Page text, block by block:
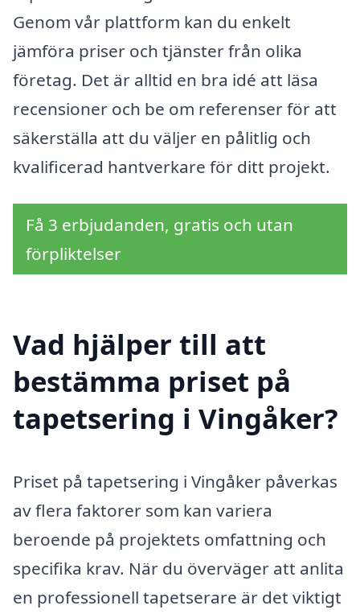
Genom vår plattform kan du enkelt
jämföra priser och tjänster från olika
företag. Det är alltid en bra idé att läsa
recensioner och be om referenser för att
säkerställa att du väljer en pålitlig och
kvalificerad hantverkare för ditt projekt.
Få 3 erbjudanden, gratis och utan
förpliktelser
Vad hjälper till att
bestämma priset på
tapetsering i Vingåker?
Priset på tapetsering i Vingåker påverkas
av flera faktorer som kan variera
beroende på projektets omfattning och
specifika krav. När du överväger att anlita
en professionell tapetserare är det viktigt